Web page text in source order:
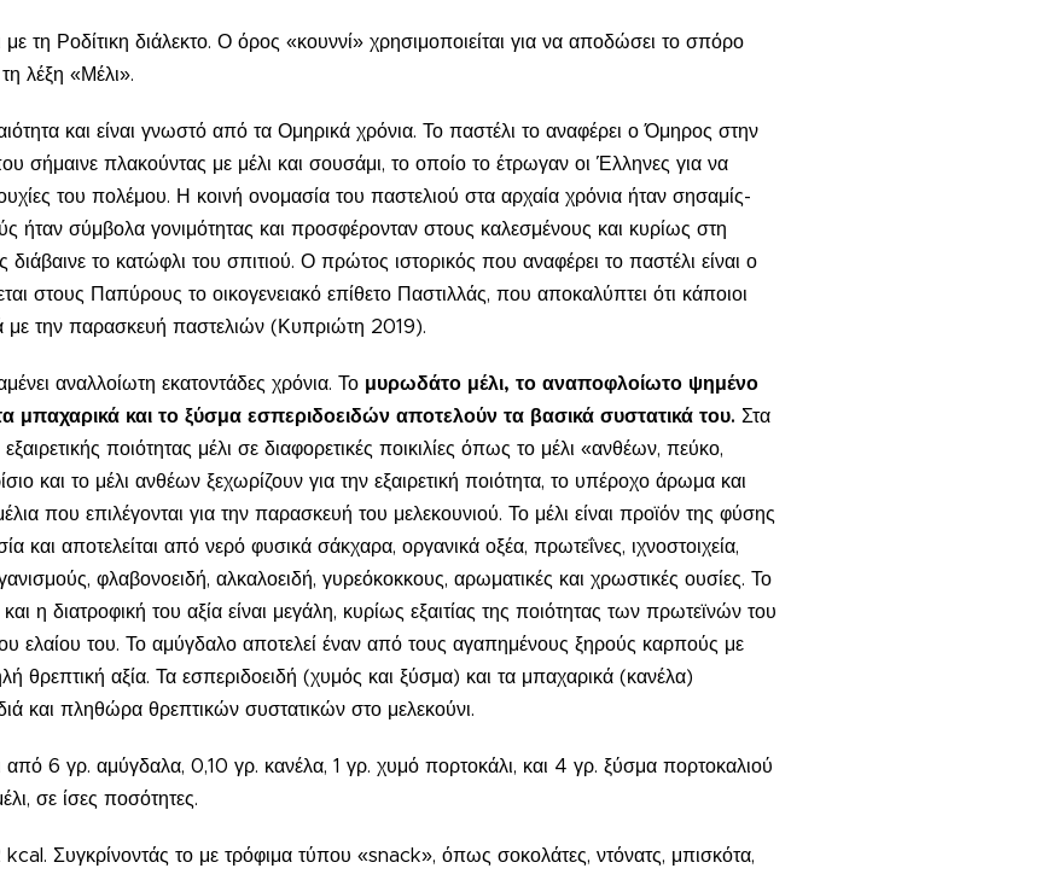
τη Ροδίτικη διάλεκτο. Ο όρος «κουννί» χρησιμοποιείται για να αποδώσει το σπόρο
λέξη «Μέλι».
και είναι γνωστό από τα Ομηρικά χρόνια. Το παστέλι το αναφέρει ο Όμηρος στην
σήμαινε πλακούντας με μέλι και σουσάμι, το οποίο το έτρωγαν οι Έλληνες για να
του πολέμου. Η κοινή ονομασία του παστελιού στα αρχαία χρόνια ήταν σησαμίς-
ήταν σύμβολα γονιμότητας και προσφέρονταν στους καλεσμένους και κυρίως στη
το κατώφλι του σπιτιού. Ο πρώτος ιστορικός που αναφέρει το παστέλι είναι ο
στους Παπύρους το οικογενειακό επίθετο Παστιλλάς, που αποκαλύπτει ότι κάποιοι
με την παρασκευή παστελιών (Κυπριώτη 2019).
αναλλοίωτη εκατοντάδες χρόνια. Το μυρωδάτο μέλι, το αναποφλοίωτο ψημένο
και το ξύσμα εσπεριδοειδών αποτελούν τα βασικά συστατικά του. Στα
ποιότητας μέλι σε διαφορετικές ποικιλίες όπως το μέλι «ανθέων, πεύκο,
και το μέλι ανθέων ξεχωρίζουν για την εξαιρετική ποιότητα, το υπέροχο άρωμα και
που επιλέγονται για την παρασκευή του μελεκουνιού. Το μέλι είναι προϊόν της φύσης
και αποτελείται από νερό φυσικά σάκχαρα, οργανικά οξέα, πρωτεΐνες, ιχνοστοιχεία,
φλαβονοειδή, αλκαλοειδή, γυρεόκοκκους, αρωματικές και χρωστικές ουσίες. Το
η διατροφική του αξία είναι μεγάλη, κυρίως εξαιτίας της ποιότητας των πρωτεϊνών του
ελαίου του. Το αμύγδαλο αποτελεί έναν από τους αγαπημένους ξηρούς καρπούς με
θρεπτική αξία. Τα εσπεριδοειδή (χυμός και ξύσμα) και τα μπαχαρικά (κανέλα)
και πληθώρα θρεπτικών συστατικών στο μελεκούνι.
από 6 γρ. αμύγδαλα, 0,10 γρ. κανέλα, 1 γρ. χυμό πορτοκάλι, και 4 γρ. ξύσμα πορτοκαλιού
σε ίσες ποσότητες.
Συγκρίνοντάς το με τρόφιμα τύπου «snack», όπως σοκολάτες, ντόνατς, μπισκότα,